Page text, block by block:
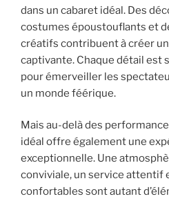
dans un cabaret idéal. Des
costumes époustouflants et
créatifs contribuent à créer
captivante. Chaque détail est
pour émerveiller les
un monde féérique.
Mais au-delà des
idéal offre également une
exceptionnelle. Une
conviviale, un service attentif
confortables sont autant